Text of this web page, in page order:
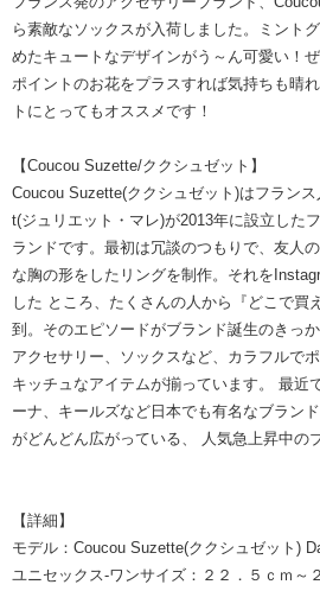
ら素敵なソックスが入荷しました。ミント
めたキュートなデザインがう～ん可愛い！
ポイントのお花をプラスすれば気持ちも晴
トにとってもオススメです！
【Coucou Suzette/ククシュゼット】
Coucou Suzette(ククシュゼット)はフラン
t(ジュリエット・マレ)が2013年に設立した
ランドです。最初は冗談のつもりで、友人
な胸の形をしたリングを制作。それを
した ところ、たくさんの人から『どこで買
到。そのエピソードがブランド誕生のきっ
アクセサリー、ソックスなど、カラフルで
キッチュなアイテムが揃っています。 最近
ーナ、キールズなど日本でも有名なブラン
がどんどん広がっている、 人気急上昇中の
【詳細】
モデル：Coucou Suzette(ククシュゼット)
ユニセックス-ワンサイズ：２２．５ｃｍ～